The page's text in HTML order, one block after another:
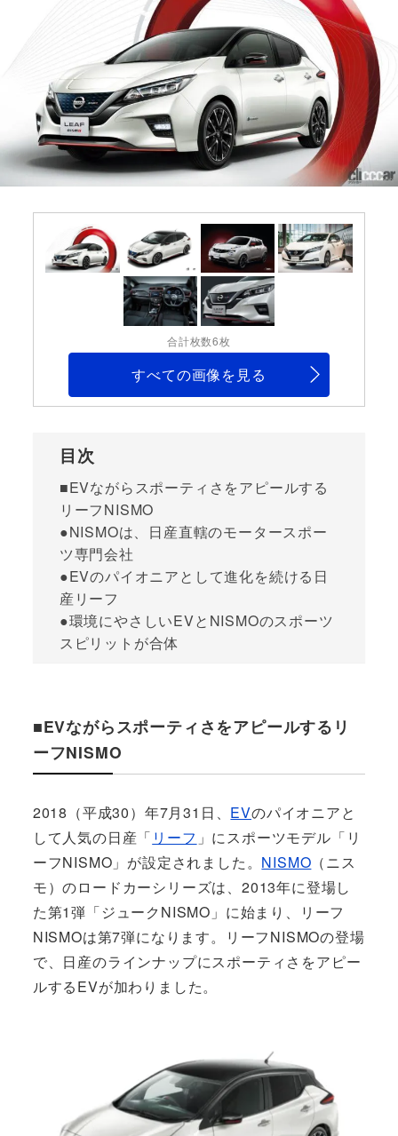
合計枚数6枚
すべての画像を見る
目次
■EVながらスポーティさをアピールする
リーフNISMO
●NISMOは、日産直轄のモータースポー
ツ専門会社
●EVのパイオニアとして進化を続ける日
産リーフ
●環境にやさしいEVとNISMOのスポーツ
スピリットが合体
■EVながらスポーティさをアピールするリ
ーフNISMO
2018（平成30）年7月31日、 EVのパイオニアと
して人気の日産「 リーフ 」にスポーツモデル「リ
ーフNISMO」が設定されました。 NISMO （ニス
モ）のロードカーシリーズは、2013年に登場し
た第1弾「ジュークNISMO」に始まり、リーフ
NISMOは第7弾になります。リーフNISMOの登場
で、日産のラインナップにスポーティさをアピー
ルするEVが加わりました。